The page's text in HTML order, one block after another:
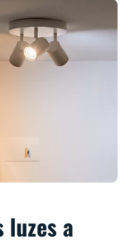
luzes a